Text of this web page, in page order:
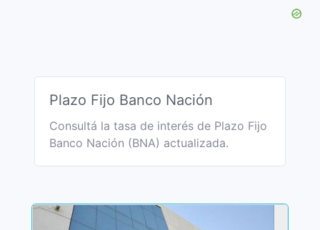
Plazo Fijo Banco Nación
Consultá la tasa de interés de Plazo Fijo
Banco Nación (BNA) actualizada.